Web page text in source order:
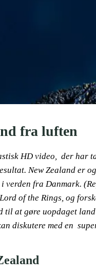
fra luften
HD video, der har
New Zealand er
verden fra Danmark.
of the Rings, og
til at gøre uopdaget
diskutere med en